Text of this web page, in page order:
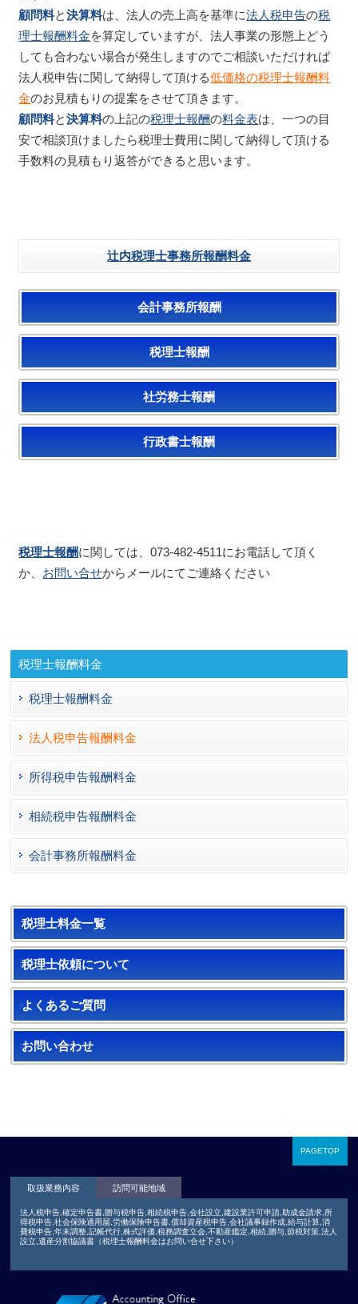
顧問料と決算料は、法人の売上高を基準に法人税申告の税
理士報酬料金を算定していますが、法人事業の形態上どう
しても合わない場合が発生しますのでご相談いただければ
法人税申告に関して納得して頂ける低価格の税理士報酬料
金のお見積もりの提案をさせて頂きます。
顧問料と決算料の上記の税理士報酬の料金表は、一つの目
安で相談頂けましたら税理士費用に関して納得して頂ける
手数料の見積もり返答ができると思います。
辻内税理士事務所報酬料金
会計事務所報酬
税理士報酬
社労務士報酬
行政書士報酬
税理士報酬に関しては、073-482-4511にお電話して頂く
か、 お問い合せからメールにてご連絡ください
税理士報酬料金
税理士報酬料金
法人税申告報酬料金
所得税申告報酬料金
相続税申告報酬料金
会計事務所報酬料金
税理士料金一覧
税理士依頼について
よくあるご質問
お問い合わせ
PAGETOP
取扱業務内容 訪問可能地域
法人税申告,確定申告書,贈与税申告,相続税申告,会社設立,建設業許可申請,助成金請求,所
得税申告,社会保険適用届,労働保険申告書,償却資産税申告,会社議事録作成,給与計算,消
費税申告,年末調整,記帳代行,株式評価,税務調査立会,不動産鑑定,相続,贈与,節税対策,法人
設立,遺産分割協議書（税理士報酬料金はお問い合せ下さい）